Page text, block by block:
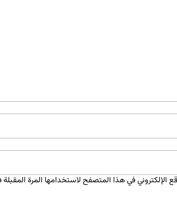
الإلكتروني في هذا المتصفح لاستخدامها المرة